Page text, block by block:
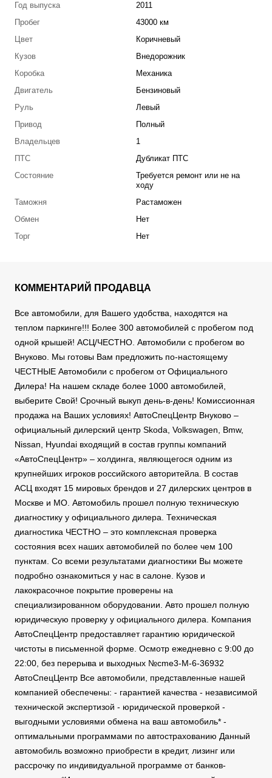
Год выпуска
2011
Пробег
43000 км
Цвет
Коричневый
Кузов
Внедорожник
Коробка
Механика
Двигатель
Бензиновый
Руль
Левый
Привод
Полный
Владельцев
1
ПТС
Дубликат ПТС
Состояние
Требуется ремонт или не на
ходу
Таможня
Растаможен
Обмен
Нет
Торг
Нет
КОММЕНТАРИЙ ПРОДАВЦА
Все автомобили, для Вашего удобства, находятся на
теплом паркинге!!! Более 300 автомобилей с пробегом под
одной крышей! АСЦ/ЧЕСТНО. Автомобили с пробегом во
Внуково. Мы готовы Вам предложить по-настоящему
ЧЕСТНЫЕ Автомобили с пробегом от Официального
Дилера! На нашем складе более 1000 автомобилей,
выберите Свой! Срочный выкуп день-в-день! Комиссионная
продажа на Ваших условиях! АвтоСпецЦентр Внуково –
официальный дилерский центр Skoda, Volkswagen, Bmw,
Nissan, Hyundai входящий в состав группы компаний
«АвтоСпецЦентр» – холдинга, являющегося одним из
крупнейших игроков российского авторитейла. В состав
АСЦ входят 15 мировых брендов и 27 дилерских центров в
Москве и МО. Автомобиль прошел полную техническую
диагностику у официального дилера. Техническая
диагностика ЧЕСТНО – это комплексная проверка
состояния всех наших автомобилей по более чем 100
пунктам. Со всеми результатами диагностики Вы можете
подробно ознакомиться у нас в салоне. Кузов и
лакокрасочное покрытие проверены на
специализированном оборудовании. Авто прошел полную
юридическую проверку у официального дилера. Компания
АвтоСпецЦентр предоставляет гарантию юридической
чистоты в письменной форме. Осмотр ежедневно с 9:00 до
22:00, без перерыва и выходных №cme3-M-6-36932
АвтоСпецЦентр Все автомобили, представленные нашей
компанией обеспечены: - гарантией качества - независимой
технической экспертизой - юридической проверкой -
выгодными условиями обмена на ваш автомобиль* -
оптимальными программами по автострахованию Данный
автомобиль возможно приобрести в кредит, лизинг или
рассрочку по индивидуальной программе от банков-